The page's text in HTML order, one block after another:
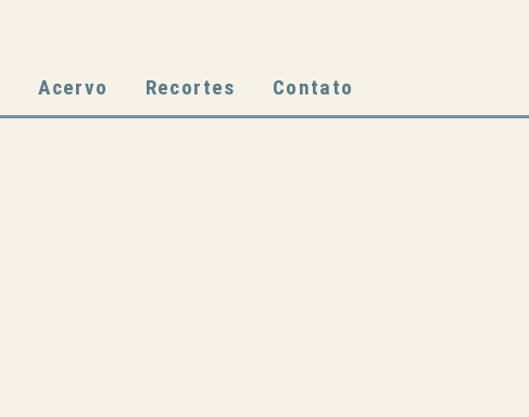
Acervo Recortes Contato